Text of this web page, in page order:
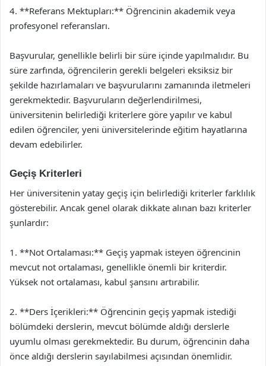
4. **Referans Mektupları:** Öğrencinin akademik veya
profesyonel referansları.
Başvurular, genellikle belirli bir süre içinde yapılmalıdır. Bu
süre zarfında, öğrencilerin gerekli belgeleri eksiksiz bir
şekilde hazırlamaları ve başvurularını zamanında iletmeleri
gerekmektedir. Başvuruların değerlendirilmesi,
üniversitenin belirlediği kriterlere göre yapılır ve kabul
edilen öğrenciler, yeni üniversitelerinde eğitim hayatlarına
devam edebilirler.
Geçiş Kriterleri
Her üniversitenin yatay geçiş için belirlediği kriterler farklılık
gösterebilir. Ancak genel olarak dikkate alınan bazı kriterler
şunlardır:
1. **Not Ortalaması:** Geçiş yapmak isteyen öğrencinin
mevcut not ortalaması, genellikle önemli bir kriterdir.
Yüksek not ortalaması, kabul şansını artırabilir.
2. **Ders İçerikleri:** Öğrencinin geçiş yapmak istediği
bölümdeki derslerin, mevcut bölümde aldığı derslerle
uyumlu olması gerekmektedir. Bu durum, öğrencinin daha
önce aldığı derslerin sayılabilmesi açısından önemlidir.